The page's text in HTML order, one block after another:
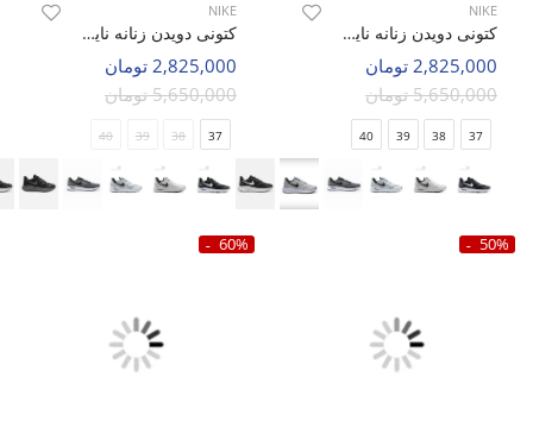
NIKE
کتونی دویدن زنانه نایک Nike Opponent Guide W
2,825,000 تومان
5,650,000 تومان
37
38
39
40
NIKE
کتونی دویدن زنانه نایک Nike Opponent Guide W
2,825,000 تومان
5,650,000 تومان
37
38
39
40
50%
60%